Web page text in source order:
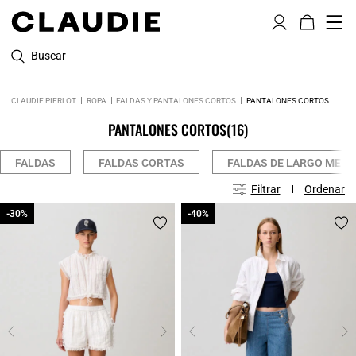
Buscar
CLAUDIE PIERLOT ROPA FALDAS Y PANTALONES CORTOS PANTALONES CORTOS
PANTALONES CORTOS(16)
FALDAS FALDAS CORTAS FALDAS DE LARGO
Filtrar Ordenar
-30%
-30% -40%
-40%